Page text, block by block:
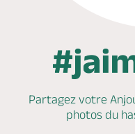
Partagez votre
photos du